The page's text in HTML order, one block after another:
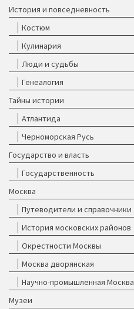
История и повседневность
Костюм
Кулинария
Люди и судьбы
Генеалогия
Тайны истории
Атлантида
Черноморская Русь
Государство и власть
Государственность
Москва
Путеводители и справочники
История московских районов
Окрестности Москвы
Москва дворянская
Научно-промышленная Москва
Музеи